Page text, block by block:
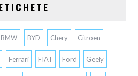
BMW BYD Chery Citroen
Ferrari FIAT Ford Geely